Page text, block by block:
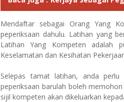
Mendaftar sebagai Orang Yang
peperiksaan dahulu. Latihan yang
Latihan Yang Kompeten adalah
Keselamatan dan Kesihatan
Selepas tamat latihan, anda perlu
peperiksaan barulah boleh
sijil kompeten akan dikeluarkan